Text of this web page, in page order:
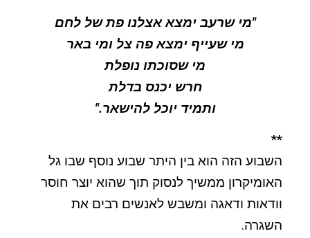
"מי שרעב ימצא אצלנו פת של לחם
מי שעייף ימצא פה צל ומי באר
מי שסוכתו נופלת
חרש יכנס בדלת
ותמיד יוכל להישאר."
**
השבוע הזה הוא בין היתר שבוע נוסף שבו גל
האומיקרון ממשיך לנסוק תוך שהוא יוצר חוסר
וודאות ודאגה ומשבש לאנשים רבים את
השגרה.